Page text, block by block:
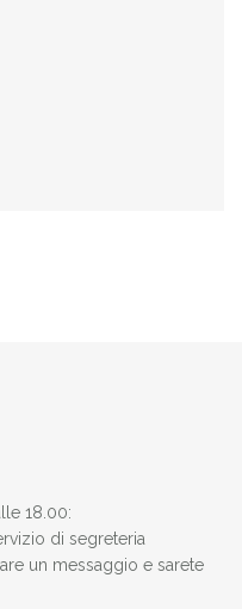
18.00:
di segreteria
un messaggio e sarete